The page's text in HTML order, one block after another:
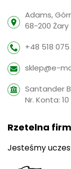
Adams,
68-200 Żary
+48 518
sklep@e-
Santander
Nr. Konta:
Rzetelna
Jesteśmy